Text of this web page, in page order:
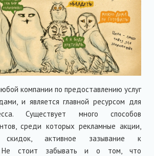
компании по предоставлению услуг
и является главной ресурсом для
Существует много способов
среди которых рекламные акции,
скидок, активное зазывание к
Не стоит забывать и о том, что